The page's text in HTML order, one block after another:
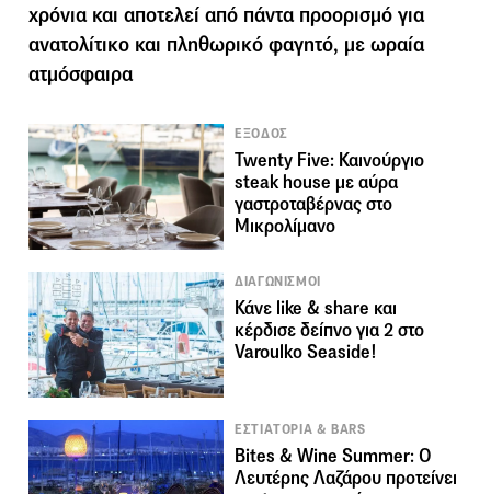
χρόνια και αποτελεί από πάντα προορισμό για
ανατολίτικο και πληθωρικό φαγητό, με ωραία
ατμόσφαιρα
ΕΞΟΔΟΣ
Twenty Five: Καινούργιο
steak house με αύρα
γαστροταβέρνας στο
Μικρολίμανο
ΔΙΑΓΩΝΙΣΜΟΙ
Κάνε like & share και
κέρδισε δείπνο για 2 στο
Varoulko Seaside!
ΕΣΤΙΑΤΟΡΙΑ & BARS
Bites & Wine Summer: Ο
Λευτέρης Λαζάρου προτείνει